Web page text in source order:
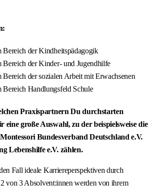
Bereich der Kindheitspädagogik
Bereich der Kinder- und Jugendhilfe
Bereich der sozialen Arbeit mit Erwachsenen
Bereich Handlungsfeld Schule
Praxispartnern Du durchstarten
große Auswahl, zu der beispielsweise die
Bundesverband Deutschland e.V.
Lebenshilfe e.V. zählen.
Fall ideale Karriereperspektiven durch
von 3 Absolvent:innen werden von ihrem